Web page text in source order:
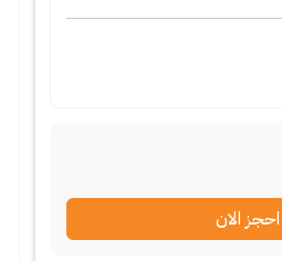
احجز الان